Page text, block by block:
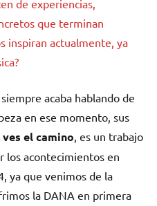
de experiencias,
que terminan
inspiran actualmente, ya
acaba hablando de
en ese momento, sus
ves el camino , es un trabajo
los acontecimientos en
ya que venimos de la
la DANA en primera